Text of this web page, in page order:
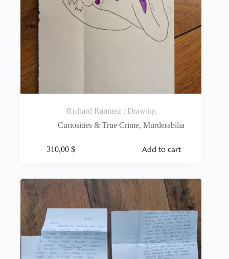
Richard Ramirez : Drawing
Curiosities & True Crime,Murderabilia
310,00 $ Add to cart